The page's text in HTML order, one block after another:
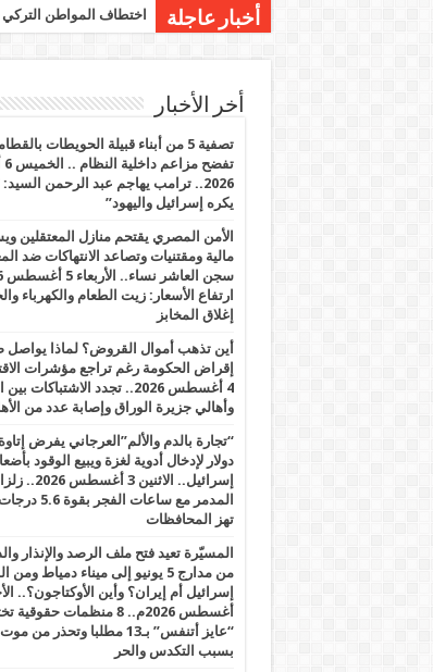
أخبار عاجلة اختطاف المواطن
أخر الأخبار
تصفية 5 من أبناء قبيلة الحويطات
2026.. ترامب يهاجم عبد الرحمن
يكره إسرائيل واليهود”
الأمن المصري يقتحم منازل المعتقلين
مالية ومقتنيات وتصاعد الانتهاكات ضد
ارتفاع الأسعار: زيت الطعام والكهرباء
إغلاق المخابز
أين تذهب أموال القروض؟ لماذا يواصل
إقراض الحكومة رغم تراجع مؤشرات
4 أغسطس 2026.. تجدد الاشتباكات
وأهالي جزيرة الوراق وإصابة عدد من
دولار لإدخال أدوية لغزة ويبيع الوقود
إسرائيل..
المدمر مع
تهز المحافظات
المسيّرة تعيد فتح ملف الرصد والإنذار
من مدارج 5 يونيو إلى ميناء دمياط
أغسطس 2026م.. 8 منظمات
“عايز أتنفس” بـ13 مطلبا وتحذر
بسبب التكدس والحر